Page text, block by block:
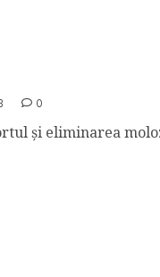
0
și eliminarea